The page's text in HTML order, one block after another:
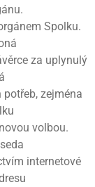
Spolku.
za uplynulý
zejména
volbou.
internetové